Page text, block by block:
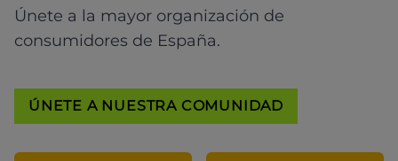
Únete a la mayor organización de
consumidores de España.
ÚNETE A NUESTRA COMUNIDAD